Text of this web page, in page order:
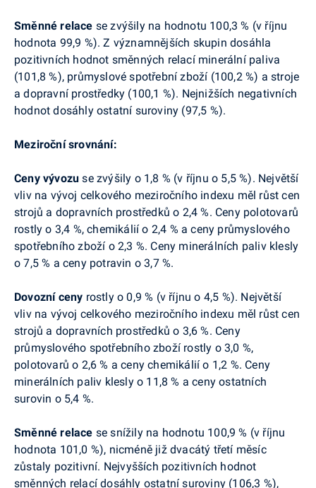
Směnné relace se zvýšily na hodnotu 100,3 % (v říjnu
hodnota 99,9 %). Z významnějších skupin dosáhla
pozitivních hodnot směnných relací minerální paliva
(101,8 %), průmyslové spotřební zboží (100,2 %) a stroje
a dopravní prostředky (100,1 %). Nejnižších negativních
hodnot dosáhly ostatní suroviny (97,5 %).
Meziroční srovnání:
Ceny vývozu se zvýšily o 1,8 % (v říjnu o 5,5 %). Největší
vliv na vývoj celkového meziročního indexu měl růst cen
strojů a dopravních prostředků o 2,4 %. Ceny polotovarů
rostly o 3,4 %, chemikálií o 2,4 % a ceny průmyslového
spotřebního zboží o 2,3 %. Ceny minerálních paliv klesly
o 7,5 % a ceny potravin o 3,7 %.
Dovozní ceny rostly o 0,9 % (v říjnu o 4,5 %). Největší
vliv na vývoj celkového meziročního indexu měl růst cen
strojů a dopravních prostředků o 3,6 %. Ceny
průmyslového spotřebního zboží rostly o 3,0 %,
polotovarů o 2,6 % a ceny chemikálií o 1,2 %. Ceny
minerálních paliv klesly o 11,8 % a ceny ostatních
surovin o 5,4 %.
Směnné relace se snížily na hodnotu 100,9 % (v říjnu
hodnota 101,0 %), nicméně již dvacátý třetí měsíc
zůstaly pozitivní. Nejvyšších pozitivních hodnot
směnných relací dosáhly ostatní suroviny (106,3 %),